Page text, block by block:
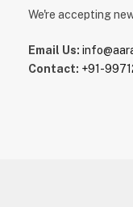
We're accepting
Email Us:
Contact: +91-